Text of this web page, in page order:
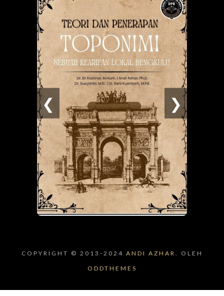
❮ ❯
COPYRIGHT © 2013-2024 ANDI AZHAR.
OLEH
ODDTHEMES